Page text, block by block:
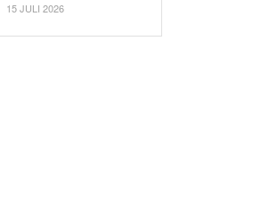
15 JULI 2026